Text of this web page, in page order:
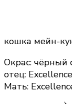
кошка мейн-
Окрас: чёрный
отец:
Мать: